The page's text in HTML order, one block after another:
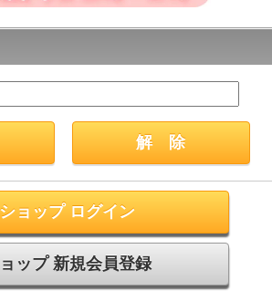
ショップ ログイン
ップ 新規会員登録